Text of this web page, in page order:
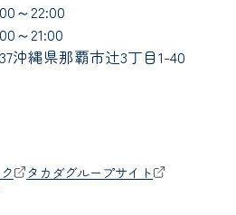
～22:00
～21:00
沖縄県那覇市辻3丁目1-40
タカダグループサイト